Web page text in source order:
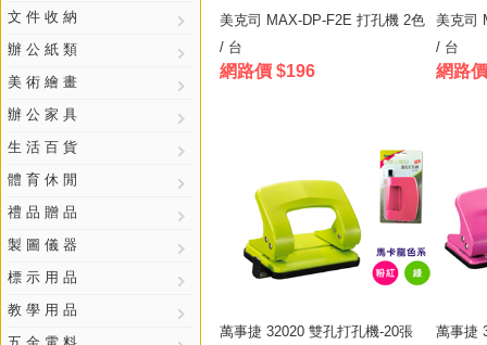
文 件 收 納
辦 公 紙 類
美 術 繪 畫
辦 公 家 具
生 活 百 貨
體 育 休 閒
禮 品 贈 品
製 圖 儀 器
標 示 用 品
教 學 用 品
美克司 MAX-DP-F2E 打孔機 2色
/ 台
網路價 $196
美克司
/ 台
網路
萬事捷 32020 雙孔打孔機-20張
萬事捷